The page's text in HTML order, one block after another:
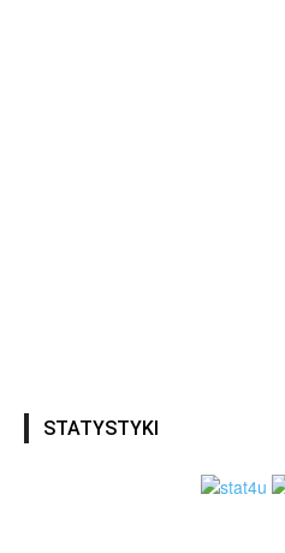
STATYSTYKI